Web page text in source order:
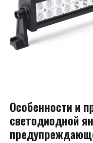
Особенности и
светодиодной